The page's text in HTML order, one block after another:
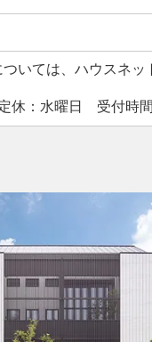
いては、ハウスネ
休：水曜日 受付時間